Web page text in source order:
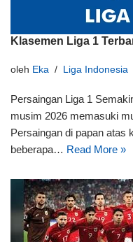
Klasemen Liga 1
oleh Eka Liga Indonesia
Persaingan Liga 1
musim 2026 memasuki
Persaingan di papan atas
beberapa… Read More »